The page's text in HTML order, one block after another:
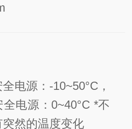
电源：-10~50°C，
全电源：0~40°C *不
突然的温度变化